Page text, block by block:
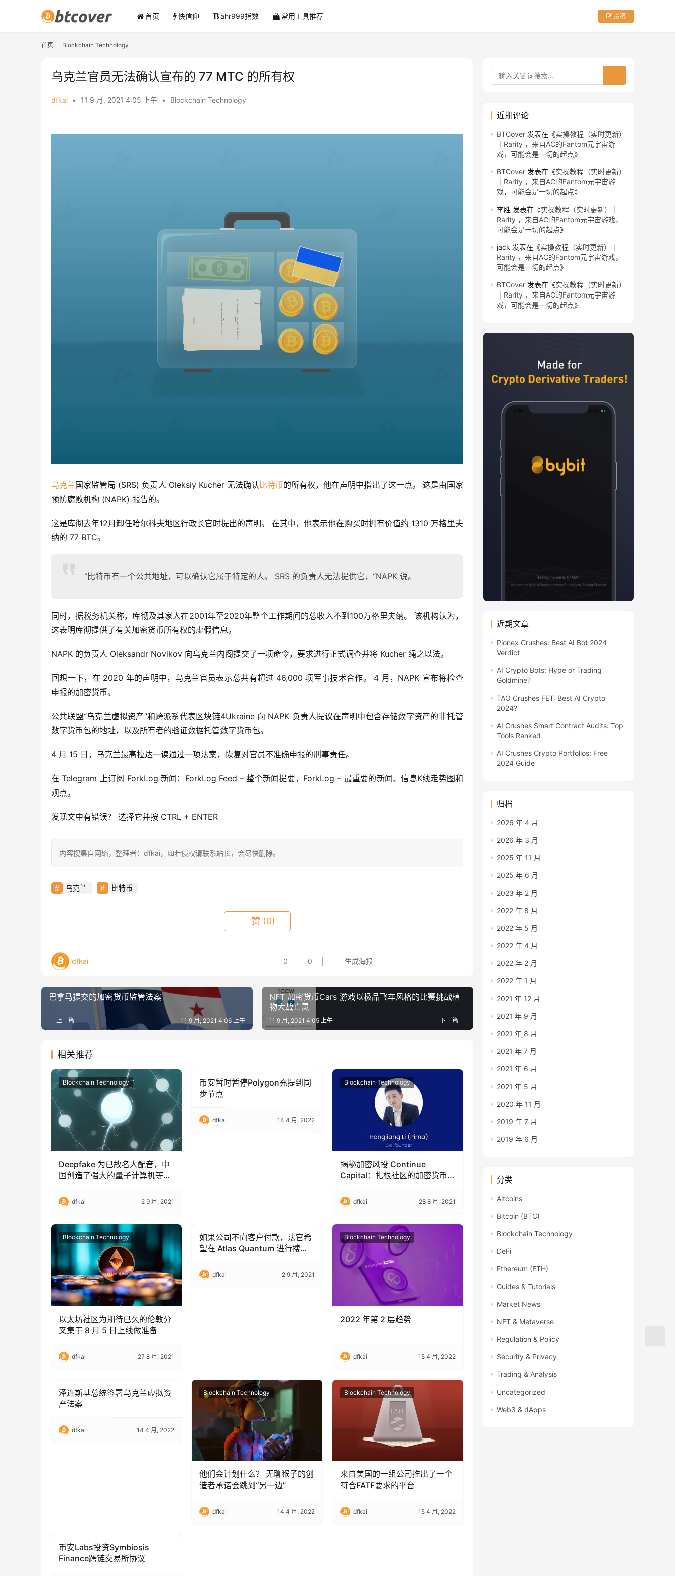
首页 快信仰 ahr999指数 常用工具推荐 投稿
首页 Blockchain Technology
乌克兰官员无法确认宣布的 77 MTC 的所有权
dfkai • 11 9 月, 2021 4:05 上午 • Blockchain Technology
乌克兰国家监管局 (SRS) 负责人 Oleksiy Kucher 无法确认 比特币的所有权，他在声明中指出了这一点。 这是由国家
预防腐败机构 (NAPK) 报告的。
这是库彻去年12月卸任哈尔科夫地区行政长官时提出的声明。 在其中，他表示他在购买时拥有价值约 1310 万格里夫
纳的 77 BTC。
“比特币有一个公共地址，可以确认它属于特定的人。 SRS 的负责人无法提供它，“NAPK 说。
同时，据税务机关称，库彻及其家人在2001年至2020年整个工作期间的总收入不到100万格里夫纳。 该机构认为，
这表明库彻提供了有关加密货币所有权的虚假信息。
NAPK 的负责人 Oleksandr Novikov 向乌克兰内阁提交了一项命令，要求进行正式调查并将 Kucher 绳之以法。
回想一下，在 2020 年的声明中，乌克兰官员表示总共有超过 46,000 项军事技术合作。 4 月，NAPK 宣布将检查
申报的加密货币。
公共联盟“乌克兰虚拟资产”和跨派系代表区块链4Ukraine 向 NAPK 负责人提议在声明中包含存储数字资产的非托管
数字货币包的地址，以及所有者的验证数据托管数字货币包。
4 月 15 日，乌克兰最高拉达一读通过一项法案，恢复对官员不准确申报的刑事责任。
在 Telegram 上订阅 ForkLog 新闻：ForkLog Feed – 整个新闻提要，ForkLog – 最重要的新闻、信息K线走势图和
观点。
发现文中有错误？ 选择它并按 CTRL + ENTER
内容搜集自网络，整理者：dfkai，如若侵权请联系站长，会尽快删除。
乌克兰 比特币
赞 (0)
dfkai 0 0 生成海报
巴拿马提交的加密货币监管法案
上一篇 11 9 月, 2021 4:06 上午
NFT 加密货币Cars 游戏以极品飞车风格的比赛挑战植
物大战亡灵
下一篇
11 9 月, 2021 4:05 上午
相关推荐
Blockchain Technology
Deepfake 为已故名人配音，中
国创造了强大的量子计算机等来
dfkai 2 9 月, 2021
Blockchain Technology
币安暂时暂停Polygon充提到同
步节点
dfkai 14 4 月, 2022
Blockchain Technology
揭秘加密风投 Continue
Capital：扎根社区的加密货币
dfkai 28 8 月, 2021
Blockchain Technology
以太坊社区为期待已久的伦敦分
叉集于 8 月 5 日上线做准备
dfkai 27 8 月, 2021
Blockchain Technology
如果公司不向客户付款，法官希
望在 Atlas Quantum 进行搜查
dfkai 2 9 月, 2021
Blockchain Technology
2022 年第 2 层趋势
dfkai 15 4 月, 2022
Blockchain Technology
泽连斯基总统签署乌克兰虚拟资
产法案
dfkai 14 4 月, 2022
Blockchain Technology
他们会计划什么？ 无聊猴子的创
造者承诺会跳到“另一边”
dfkai 14 4 月, 2022
Blockchain Technology
来自美国的一组公司推出了一个
符合FATF要求的平台
dfkai 15 4 月, 2022
Blockchain Technology
币安Labs投资Symbiosis
Finance跨链交易所协议
近期评论
BTCover 发表在《实操教程（实时更新）
｜Rarity ，来自AC的Fantom元宇宙游
戏，可能会是一切的起点》
BTCover 发表在《实操教程（实时更新）
｜Rarity ，来自AC的Fantom元宇宙游
戏，可能会是一切的起点》
李胜 发表在《实操教程（实时更新）｜
Rarity ，来自AC的Fantom元宇宙游戏，
可能会是一切的起点》
jack 发表在《实操教程（实时更新）｜
Rarity ，来自AC的Fantom元宇宙游戏，
可能会是一切的起点》
BTCover 发表在《实操教程（实时更新）
｜Rarity ，来自AC的Fantom元宇宙游
戏，可能会是一切的起点》
近期文章
Pionex Crushes: Best AI Bot 2024
Verdict
AI Crypto Bots: Hype or Trading
Goldmine?
TAO Crushes FET: Best AI Crypto
2024?
AI Crushes Smart Contract Audits: Top
Tools Ranked
AI Crushes Crypto Portfolios: Free
2024 Guide
归档
2026 年 4 月
2026 年 3 月
2025 年 11 月
2025 年 6 月
2023 年 2 月
2022 年 8 月
2022 年 5 月
2022 年 4 月
2022 年 2 月
2022 年 1 月
2021 年 12 月
2021 年 9 月
2021 年 8 月
2021 年 7 月
2021 年 6 月
2021 年 5 月
2020 年 11 月
2019 年 7 月
2019 年 6 月
分类
Altcoins
Bitcoin (BTC)
Blockchain Technology
DeFi
Ethereum (ETH)
Guides & Tutorials
Market News
NFT & Metaverse
Regulation & Policy
Security & Privacy
Trading & Analysis
Uncategorized
Web3 & dApps